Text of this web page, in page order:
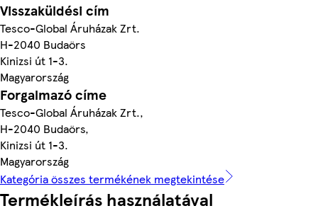
Visszaküldési cím
Tesco-Global Áruházak Zrt.
H-2040 Budaörs
Kinizsi út 1-3.
Magyarország
Forgalmazó címe
Tesco-Global Áruházak Zrt.,
H-2040 Budaörs,
Kinizsi út 1-3.
Magyarország
Kategória összes termékének megtekintése
Termékleírás használatával